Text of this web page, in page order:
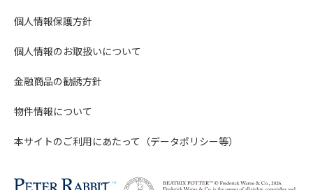
個人情報保護方針
個人情報のお取扱いについて
金融商品の勧誘方針
物件情報について
本サイトのご利用にあたって（データポリシー等）